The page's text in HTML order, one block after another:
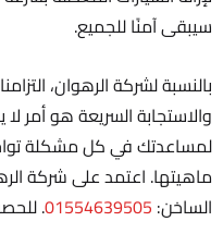
سيبقى آمنًا للجميع.
بالنسبة لشركة الرهوان،
والاستجابة السريعة هو أمر
لمساعدتك في كل مشكلة
ماهيتها. اعتمد على شركة
الساخن: 01554639505
.